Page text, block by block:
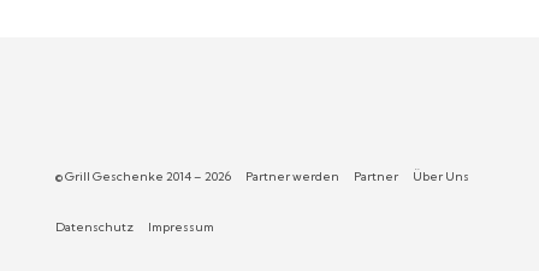
© Grill Geschenke 2014 – 2026 Partner werden Partner Über Uns
Datenschutz Impressum